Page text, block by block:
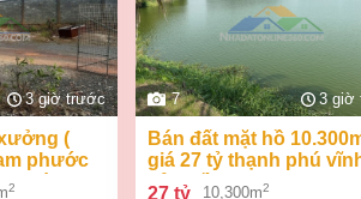
3 giờ trước
phước
giá 70,4
2
7 3 giờ
bán đất mặt hồ 10.300m2
giá 27 tỷ thạnh phú
cửu đồng nai.
27 tỷ 10,300m2